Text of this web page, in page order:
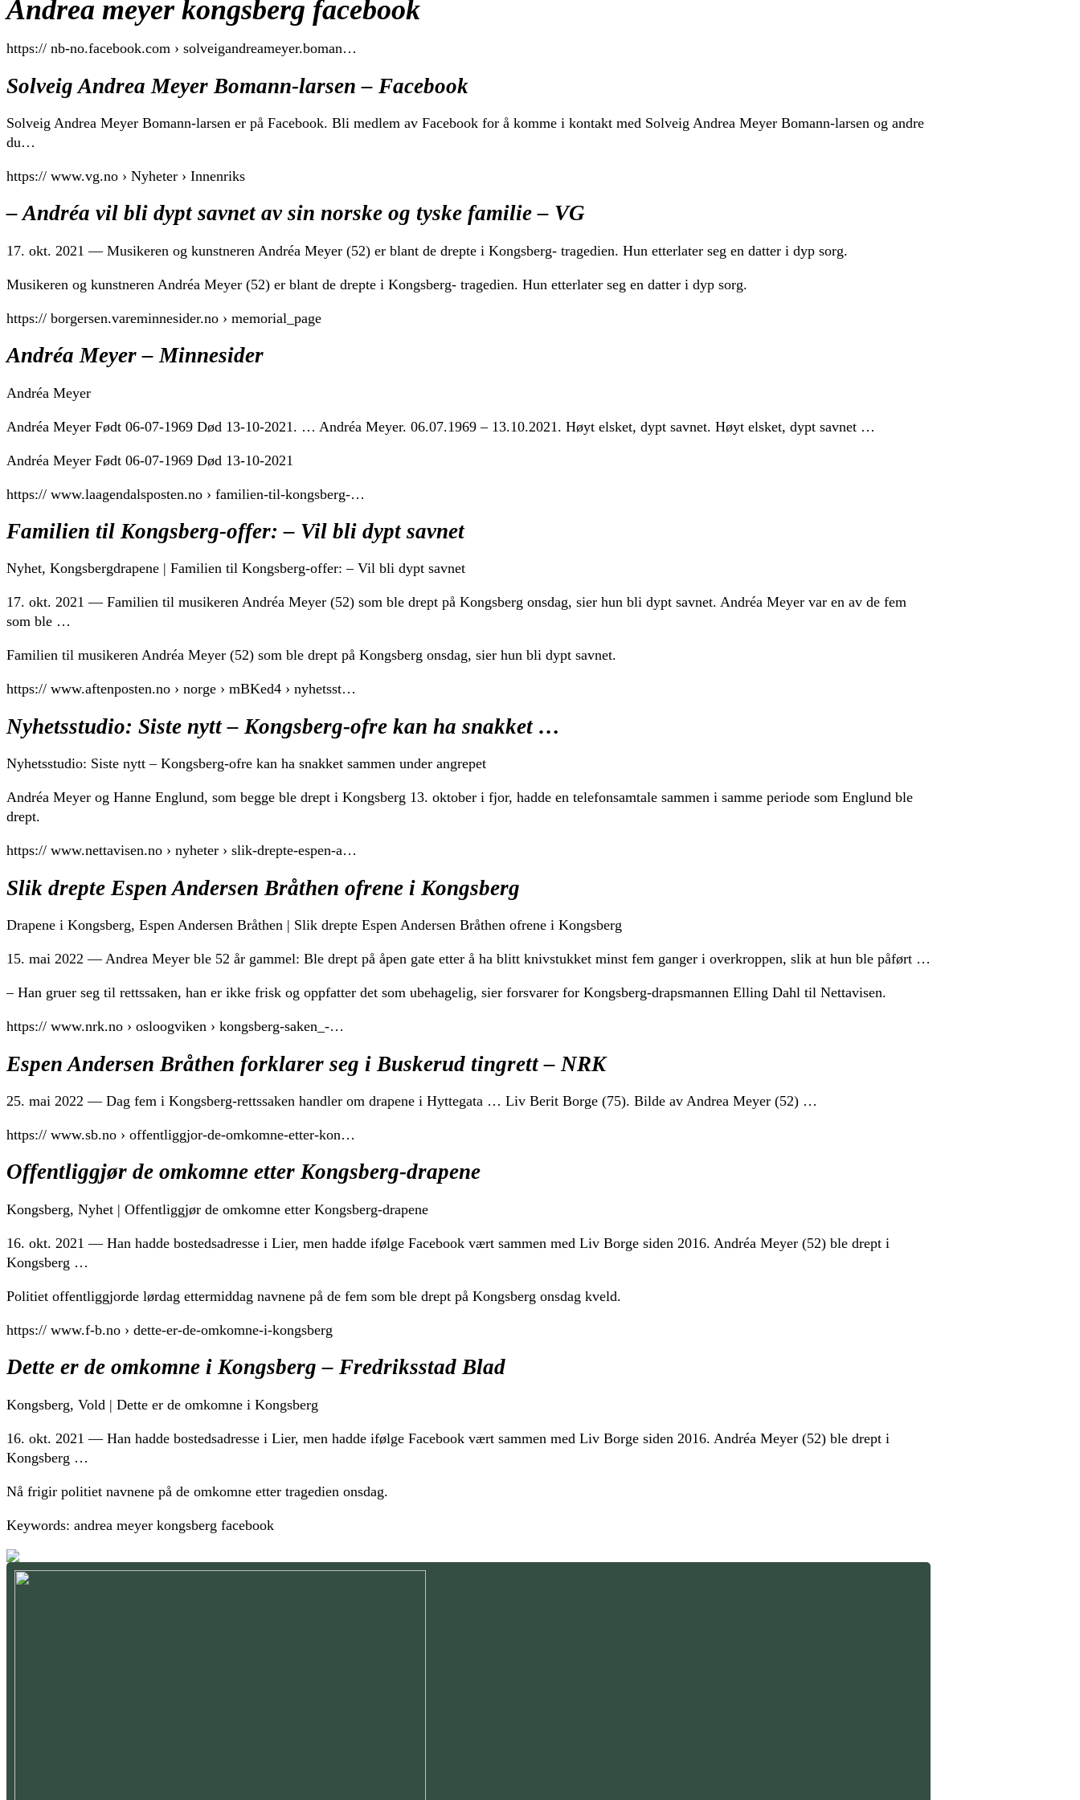
Andrea meyer kongsberg facebook
https:// nb-no.facebook.com › solveigandreameyer.boman…
Solveig Andrea Meyer Bomann-larsen – Facebook
Solveig Andrea Meyer Bomann-larsen er på Facebook. Bli medlem av Facebook for å komme i kontakt med Solveig Andrea Meyer Bomann-larsen og andre
du…
https:// www.vg.no › Nyheter › Innenriks
– Andréa vil bli dypt savnet av sin norske og tyske familie – VG
17. okt. 2021 — Musikeren og kunstneren Andréa Meyer (52) er blant de drepte i Kongsberg- tragedien. Hun etterlater seg en datter i dyp sorg.
Musikeren og kunstneren Andréa Meyer (52) er blant de drepte i Kongsberg- tragedien. Hun etterlater seg en datter i dyp sorg.
https:// borgersen.vareminnesider.no › memorial_page
Andréa Meyer – Minnesider
Andréa Meyer
Andréa Meyer Født 06-07-1969 Død 13-10-2021. … Andréa Meyer. 06.07.1969 – 13.10.2021. Høyt elsket, dypt savnet. Høyt elsket, dypt savnet …
Andréa Meyer Født 06-07-1969 Død 13-10-2021
https:// www.laagendalsposten.no › familien-til-kongsberg-…
Familien til Kongsberg-offer: – Vil bli dypt savnet
Nyhet, Kongsbergdrapene | Familien til Kongsberg-offer: – Vil bli dypt savnet
17. okt. 2021 — Familien til musikeren Andréa Meyer (52) som ble drept på Kongsberg onsdag, sier hun bli dypt savnet. Andréa Meyer var en av de fem
som ble …
Familien til musikeren Andréa Meyer (52) som ble drept på Kongsberg onsdag, sier hun bli dypt savnet.
https:// www.aftenposten.no › norge › mBKed4 › nyhetsst…
Nyhetsstudio: Siste nytt – Kongsberg-ofre kan ha snakket …
Nyhetsstudio: Siste nytt – Kongsberg-ofre kan ha snakket sammen under angrepet
Andréa Meyer og Hanne Englund, som begge ble drept i Kongsberg 13. oktober i fjor, hadde en telefonsamtale sammen i samme periode som Englund ble
drept.
https:// www.nettavisen.no › nyheter › slik-drepte-espen-a…
Slik drepte Espen Andersen Bråthen ofrene i Kongsberg
Drapene i Kongsberg, Espen Andersen Bråthen | Slik drepte Espen Andersen Bråthen ofrene i Kongsberg
15. mai 2022 — Andrea Meyer ble 52 år gammel: Ble drept på åpen gate etter å ha blitt knivstukket minst fem ganger i overkroppen, slik at hun ble påført …
– Han gruer seg til rettssaken, han er ikke frisk og oppfatter det som ubehagelig, sier forsvarer for Kongsberg-drapsmannen Elling Dahl til Nettavisen.
https:// www.nrk.no › osloogviken › kongsberg-saken_-…
Espen Andersen Bråthen forklarer seg i Buskerud tingrett – NRK
25. mai 2022 — Dag fem i Kongsberg-rettssaken handler om drapene i Hyttegata … Liv Berit Borge (75). Bilde av Andrea Meyer (52) …
https:// www.sb.no › offentliggjor-de-omkomne-etter-kon…
Offentliggjør de omkomne etter Kongsberg-drapene
Kongsberg, Nyhet | Offentliggjør de omkomne etter Kongsberg-drapene
16. okt. 2021 — Han hadde bostedsadresse i Lier, men hadde ifølge Facebook vært sammen med Liv Borge siden 2016. Andréa Meyer (52) ble drept i
Kongsberg …
Politiet offentliggjorde lørdag ettermiddag navnene på de fem som ble drept på Kongsberg onsdag kveld.
https:// www.f-b.no › dette-er-de-omkomne-i-kongsberg
Dette er de omkomne i Kongsberg – Fredriksstad Blad
Kongsberg, Vold | Dette er de omkomne i Kongsberg
16. okt. 2021 — Han hadde bostedsadresse i Lier, men hadde ifølge Facebook vært sammen med Liv Borge siden 2016. Andréa Meyer (52) ble drept i
Kongsberg …
Nå frigir politiet navnene på de omkomne etter tragedien onsdag.
Keywords: andrea meyer kongsberg facebook